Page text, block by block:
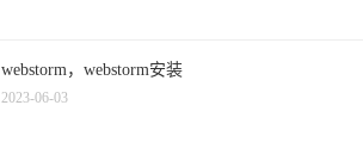
webstorm，webstorm安装
2023-06-03